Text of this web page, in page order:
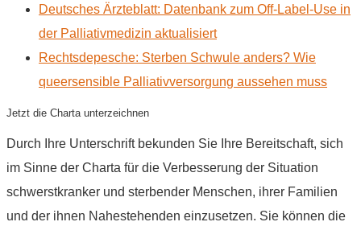
Deutsches Ärzteblatt: Datenbank zum Off-Label-Use in
der Palliativmedizin aktualisiert
Rechtsdepesche: Sterben Schwule anders? Wie
queersensible Palliativversorgung aussehen muss
Jetzt die Charta unterzeichnen
Durch Ihre Unterschrift bekunden Sie Ihre Bereitschaft, sich
im Sinne der Charta für die Verbesserung der Situation
schwerstkranker und sterbender Menschen, ihrer Familien
und der ihnen Nahestehenden einzusetzen. Sie können die